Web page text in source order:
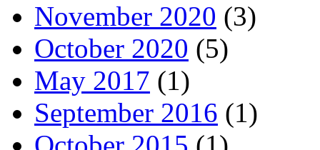
November 2020 (3)
October 2020 (5)
May 2017 (1)
September 2016 (1)